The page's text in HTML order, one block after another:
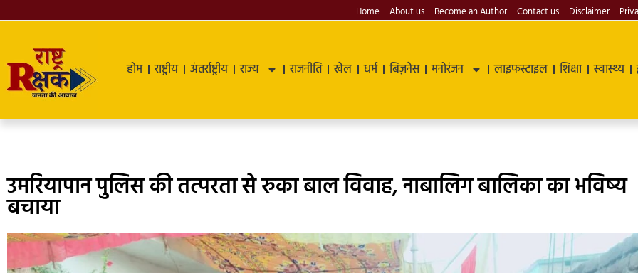
Home About us Become an Author Contact us Disclaimer
होम राष्ट्रीय अंतर्राष्ट्रीय राज्य राजनीति खेल धर्म बिज़नेस मनोरंजन लाइफस्टाइल शिक्षा स्वास्थ्य
उमरियापान पुलिस की तत्परता से रुका बाल विवाह, नाबालिग बालिका का भविष्य
बचाया